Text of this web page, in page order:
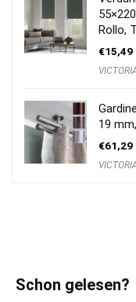
Rollo,
€15,49
19
€61,29
Schon gelesen?